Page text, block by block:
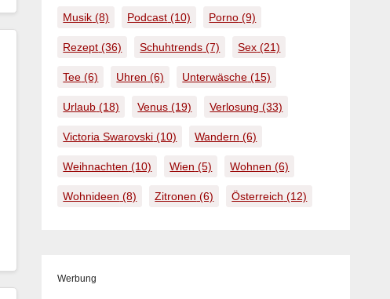
Musik (8) Podcast (10) Porno (9)
Rezept (36) Schuhtrends (7) Sex (21)
Tee (6) Uhren (6) Unterwäsche (15)
Urlaub (18) Venus (19) Verlosung (33)
Victoria Swarovski (10) Wandern (6)
Weihnachten (10) Wien (5) Wohnen (6)
Wohnideen (8) Zitronen (6) Österreich (12)
Werbung